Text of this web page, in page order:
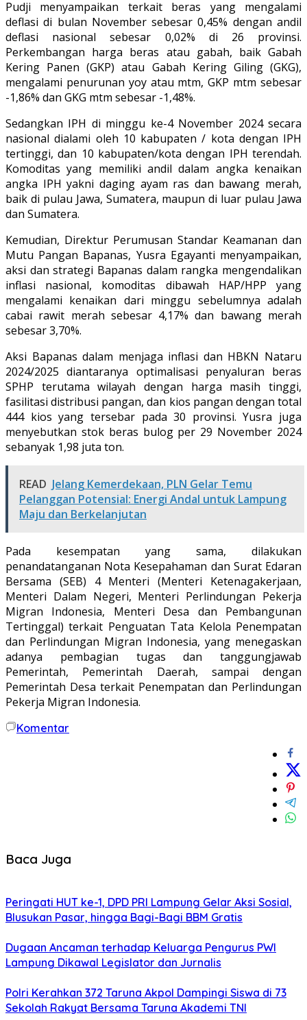
Pudji menyampaikan terkait beras yang mengalami
deflasi di bulan November sebesar 0,45% dengan andil
deflasi nasional sebesar 0,02% di 26 provinsi.
Perkembangan harga beras atau gabah, baik Gabah
Kering Panen (GKP) atau Gabah Kering Giling (GKG),
mengalami penurunan yoy atau mtm, GKP mtm sebesar
-1,86% dan GKG mtm sebesar -1,48%.
Sedangkan IPH di minggu ke-4 November 2024 secara
nasional dialami oleh 10 kabupaten / kota dengan IPH
tertinggi, dan 10 kabupaten/kota dengan IPH terendah.
Komoditas yang memiliki andil dalam angka kenaikan
angka IPH yakni daging ayam ras dan bawang merah,
baik di pulau Jawa, Sumatera, maupun di luar pulau Jawa
dan Sumatera.
Kemudian, Direktur Perumusan Standar Keamanan dan
Mutu Pangan Bapanas, Yusra Egayanti menyampaikan,
aksi dan strategi Bapanas dalam rangka mengendalikan
inflasi nasional, komoditas dibawah HAP/HPP yang
mengalami kenaikan dari minggu sebelumnya adalah
cabai rawit merah sebesar 4,17% dan bawang merah
sebesar 3,70%.
Aksi Bapanas dalam menjaga inflasi dan HBKN Nataru
2024/2025 diantaranya optimalisasi penyaluran beras
SPHP terutama wilayah dengan harga masih tinggi,
fasilitasi distribusi pangan, dan kios pangan dengan total
444 kios yang tersebar pada 30 provinsi. Yusra juga
menyebutkan stok beras bulog per 29 November 2024
sebanyak 1,98 juta ton.
READ Jelang Kemerdekaan, PLN Gelar Temu
Pelanggan Potensial: Energi Andal untuk Lampung
Maju dan Berkelanjutan
Pada kesempatan yang sama, dilakukan
penandatanganan Nota Kesepahaman dan Surat Edaran
Bersama (SEB) 4 Menteri (Menteri Ketenagakerjaan,
Menteri Dalam Negeri, Menteri Perlindungan Pekerja
Migran Indonesia, Menteri Desa dan Pembangunan
Tertinggal) terkait Penguatan Tata Kelola Penempatan
dan Perlindungan Migran Indonesia, yang menegaskan
adanya pembagian tugas dan tanggungjawab
Pemerintah, Pemerintah Daerah, sampai dengan
Pemerintah Desa terkait Penempatan dan Perlindungan
Pekerja Migran Indonesia.
Komentar
Baca Juga
Peringati HUT ke-1, DPD PRI Lampung Gelar Aksi Sosial,
Blusukan Pasar, hingga Bagi-Bagi BBM Gratis
Dugaan Ancaman terhadap Keluarga Pengurus PWI
Lampung Dikawal Legislator dan Jurnalis
Polri Kerahkan 372 Taruna Akpol Dampingi Siswa di 73
Sekolah Rakyat Bersama Taruna Akademi TNI